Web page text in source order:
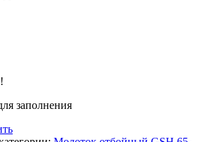
заполнения